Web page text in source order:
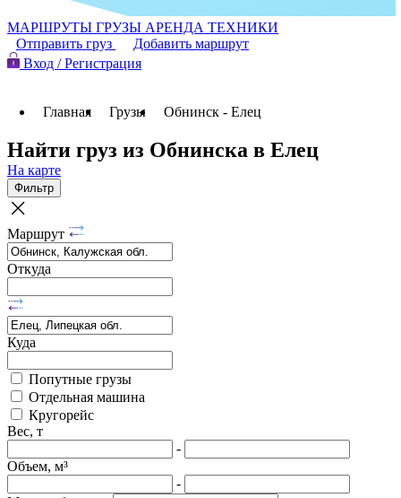
МАРШРУТЫ ГРУЗЫ АРЕНДА ТЕХНИКИ
Отправить груз
Добавить маршрут
Вход / Регистрация
Главная Грузы Обнинск - Елец
Найти груз из Обнинска в Елец
На карте
Фильтр
Маршрут
Откуда
Куда
Попутные грузы
Отдельная машина
Кругорейс
Вес, т
-
Объем, м³
-